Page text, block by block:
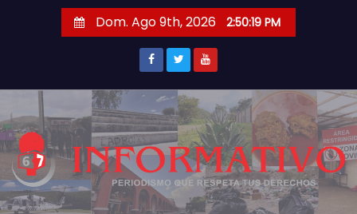
r
a
c
Dom. Ago 9th, 2026 2:50:20 PM